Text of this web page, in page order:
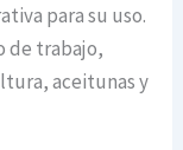
para su uso.
de trabajo,
aceitunas y